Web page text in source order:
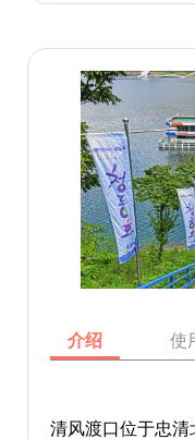
介绍 使
清风渡口位于忠